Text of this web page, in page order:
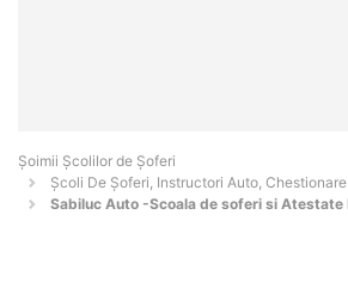
Şoimii Școlilor de Șoferi
Școli De Șoferi, Instructori Auto,
Sabiluc Auto -Scoala de soferi si Atestate